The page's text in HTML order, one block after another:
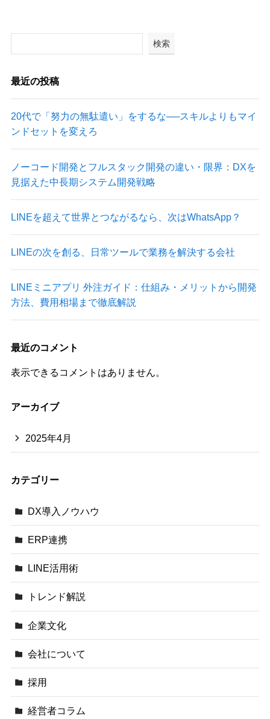
検索
最近の投稿
20代で「努力の無駄遣い」をするな──スキルよりもマイ
ンドセットを変えろ
ノーコード開発とフルスタック開発の違い・限界：DXを
見据えた中長期システム開発戦略
LINEを超えて世界とつながるなら、次はWhatsApp？
LINEの次を創る、日常ツールで業務を解決する会社
LINEミニアプリ 外注ガイド：仕組み・メリットから開発
方法、費用相場まで徹底解説
最近のコメント
表示できるコメントはありません。
アーカイブ
2025年4月
カテゴリー
DX導入ノウハウ
ERP連携
LINE活用術
トレンド解説
企業文化
会社について
採用
経営者コラム